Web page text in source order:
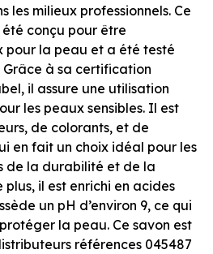
les milieux professionnels. Ce
conçu pour être
pour la peau et a été testé
à sa certification
il assure une utilisation
les peaux sensibles. Il est
de colorants, et de
en fait un choix idéal pour les
de la durabilité et de la
il est enrichi en acides
un pH d’environ 9, ce qui
la peau. Ce savon est
références 045487